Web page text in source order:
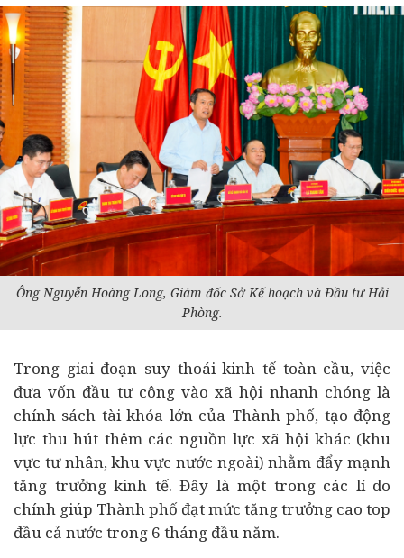
Ông Nguyễn Hoàng Long, Giám đốc Sở Kế hoạch và Đầu tư Hải
Phòng.
Trong giai đoạn suy thoáikinh tế toàn cầu, việc
đưa vốn đầu tư công vào xã hội nhanh chóng là
chính sách tài khóa lớn của Thành phố, tạo động
lực thu hút thêm các nguồn lực xã hội khác (khu
vực tư nhân, khu vực nước ngoài) nhằm đẩy mạnh
tăng trưởng kinh tế. Đây là một trong các lí do
chính giúp Thành phố đạt mức tăng trưởng cao top
đầu cả nước trong 6 tháng đầu năm.